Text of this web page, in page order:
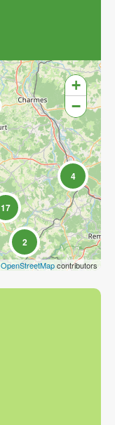
17
2
4
+
−
OpenStreetMapcontributors